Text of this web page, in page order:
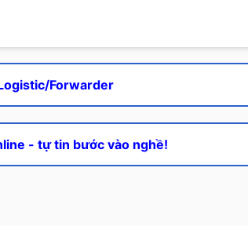
Forwarder
- tự tin bước vào nghề!